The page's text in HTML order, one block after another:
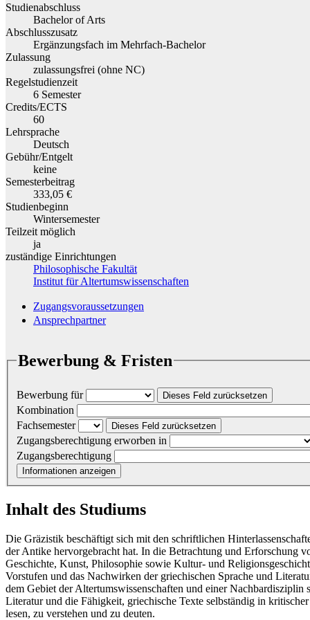
Studienabschluss
Bachelor of Arts
Abschlusszusatz
Ergänzungsfach im Mehrfach-Bachelor
Zulassung
zulassungsfrei (ohne NC)
Regelstudienzeit
6 Semester
Credits/ECTS
60
Lehrsprache
Deutsch
Gebühr/Entgelt
keine
Semesterbeitrag
333,05 €
Studienbeginn
Wintersemester
Teilzeit möglich
ja
zuständige Einrichtungen
Philosophische Fakultät
Institut für Altertumswissenschaften
Zugangsvoraussetzungen
Ansprechpartner
Bewerbung & Fristen
Bewerbung für Dieses Feld zurücksetzen
Kombination
Fachsemester
Dieses Feld zurücksetzen
Zugangsberechtigung erworben in
Zugangsberechtigung
Informationen anzeigen
Inhalt des Studiums
Die Gräzistik beschäftigt sich mit den schriftlichen
der Antike hervorgebracht hat. In die Betrachtung und Erforschung
Geschichte, Kunst, Philosophie sowie Kultur- und
Vorstufen und das Nachwirken der griechischen Sprache und
dem Gebiet der Altertumswissenschaften und einer
Literatur und die Fähigkeit, griechische Texte selbständig in
lesen, zu verstehen und zu deuten.